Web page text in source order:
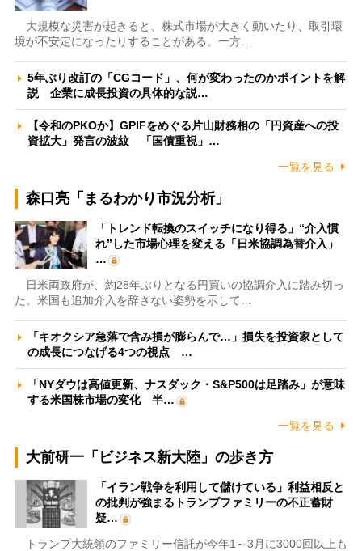
大規模な災害が起きると、株式市場が大きく動いたり、取引環
境が不安定になったりすることがある。一方…
5年ぶり改訂の「CGコード」、何が変わったのかポイントを解
説 企業に成長投資の具体的な説…
【令和のPKOか】GPIFをめぐる片山財務相の「円資産への投
資拡大」発言の波紋 「国債重視」…
一覧を見る
森口亮「まるわかり市況分析」
「トレンド転換のスイッチになり得る」“介入慣
れ”した市場心理を変える「日米協調為替介入」
…
日米両政府が、約28年ぶりとなる円買いの協調介入に踏み切っ
た。米国も追加介入を辞さない姿勢を示して…
「キオクシア急落で含み損が膨らんで…」損失を投資家として
の成長につなげる4つの視点 …
「NYダウは高値更新、ナスダック・S&P500は足踏み」が意味
する米国株市場の変化 半…
一覧を見る
大前研一「ビジネス新大陸」の歩き方
「イラン戦争を利用して儲けている」利益相反と
の批判が強まるトランプファミリーの不正蓄財
疑…
トランプ大統領のファミリー信託が今年1～3月に3000回以上も